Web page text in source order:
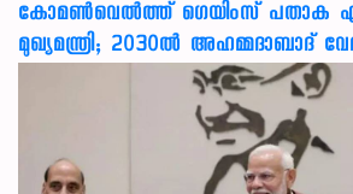
കോമൺവെൽത്ത് ഗെയിംസ് പതാക
മുഖ്യമന്ത്രി; 2030ൽ അഹമ്മദാബാദ്